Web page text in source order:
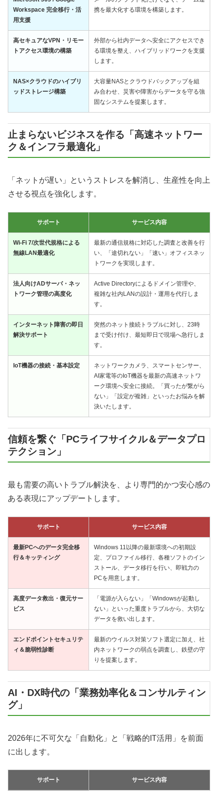
Workspace 完全移行・活
用支援
携を最大化する環境を構築します。
高セキュアなVPN・リモー
トアクセス環境の構築
外部から社内データへ安全にアクセスでき
る環境を整え、ハイブリッドワークを支援
します。
NAS×クラウドのハイブリ
ッドストレージ構築
大容量NASとクラウドバックアップを組
み合わせ、災害や障害からデータを守る強
固なシステムを提案します。
止まらないビジネスを作る「高速ネットワー
ク＆インフラ最適化」
「ネットが遅い」というストレスを解消し、生産性を向上
させる視点を強化します。
サポート サービス内容
Wi-Fi 7/次世代規格による
無線LAN最適化
最新の通信規格に対応した調査と改善を行
い、「途切れない」「速い」オフィスネッ
トワークを実現します。
法人向けADサーバ・ネッ
トワーク管理の高度化
Active Directoryによるドメイン管理や、
複雑な社内LANの設計・運用を代行しま
す。
インターネット障害の即日
解決サポート
突然のネット接続トラブルに対し、23時
まで受け付け、最短即日で現場へ急行しま
す。
IoT機器の接続・基本設定
ネットワークカメラ、スマートセンサー、
AI家電等のIoT機器を最新の高速ネットワ
ーク環境へ安全に接続。「買ったが繋がら
ない」「設定が複雑」といったお悩みを解
決いたします。
信頼を繋ぐ「PCライフサイクル＆データプロ
テクション」
最も需要の高いトラブル解決を、より専門的かつ安心感の
ある表現にアップデートします。
サポート サービス内容
最新PCへのデータ完全移
行＆キッティング
Windows 11以降の最新環境への初期設
定、プロファイル移行、各種ソフトのイン
ストール、データ移行を行い、即戦力の
PCを用意します。
高度データ救出・復元サー
ビス
「電源が入らない」「Windowsが起動し
ない」といった重度トラブルから、大切な
データを救い出します。
エンドポイントセキュリテ
ィ＆脆弱性診断
最新のウイルス対策ソフト選定に加え、社
内ネットワークの弱点を調査し、鉄壁の守
りを提案します。
AI・DX時代の「業務効率化＆コンサルティン
グ」
2026年に不可欠な「自動化」と「戦略的IT活用」を前面
に出します。
サポート サービス内容